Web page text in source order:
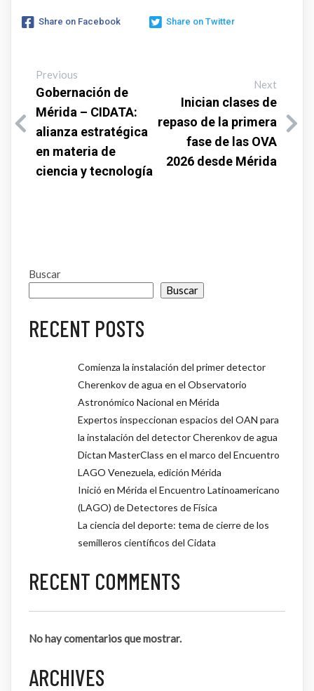
Share on Facebook Share on Twitter
Previous
Gobernación de
Mérida – CIDATA:
alianza estratégica
en materia de
ciencia y tecnología
Next
Inician clases de
repaso de la primera
fase de las OVA
2026 desde Mérida
Buscar
Buscar
RECENT POSTS
Comienza la instalación del primer detector
Cherenkov de agua en el Observatorio
Astronómico Nacional en Mérida
Expertos inspeccionan espacios del OAN para
la instalación del detector Cherenkov de agua
Dictan MasterClass en el marco del Encuentro
LAGO Venezuela, edición Mérida
Inició en Mérida el Encuentro Latinoamericano
(LAGO) de Detectores de Física
La ciencia del deporte: tema de cierre de los
semilleros científicos del Cidata
RECENT COMMENTS
No hay comentarios que mostrar.
ARCHIVES